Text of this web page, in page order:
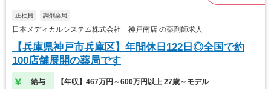
正社員 調剤薬局
日本メディカルシステム株式会社 神戸南店 の薬剤師求人
【兵庫県神戸市兵庫区】年間休日122日◎全国で約
100店舗展開の薬局です
給与 【年収】467万円～600万円以上 27歳～モデル